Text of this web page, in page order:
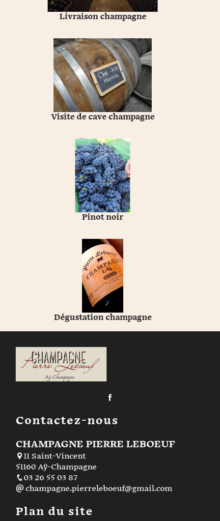
Livraison champagne
Visite de cave champagne
Pinot noir
Dégustation champagne
Contactez-nous
CHAMPAGNE PIERRE LEBOEUF
11 Saint-Vincent
51160 Aÿ-Champagne
03 26 55 03 87
champagne.pierreleboeuf@gmail.com
Plan du site